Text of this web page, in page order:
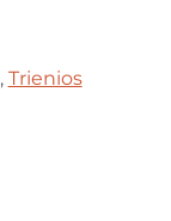
, Trienios